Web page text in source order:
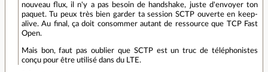
nouveau flux, il n'y a pas besoin de handshake, juste d'envoyer ton
paquet. Tu peux très bien garder ta session SCTP ouverte en keep-
alive. Au final, ça doit consommer autant de ressource que TCP Fast
Open.
Mais bon, faut pas oublier que SCTP est un truc de téléphonistes
conçu pour être utilisé dans du LTE.